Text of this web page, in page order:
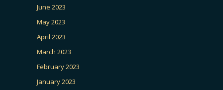
June 2023
May 2023
April 2023
March 2023
February 2023
January 2023